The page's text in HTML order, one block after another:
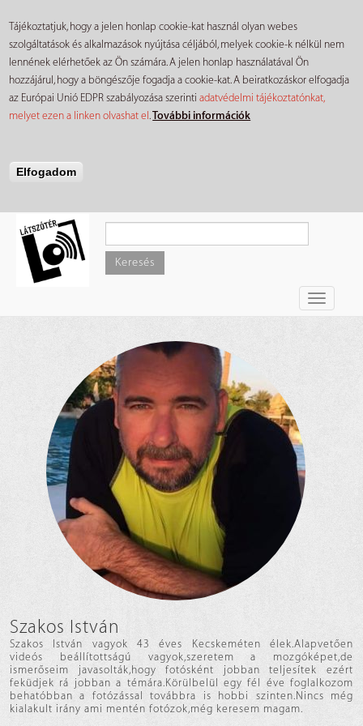
Tájékoztatjuk, hogy a jelen honlap cookie-kat használ olyan webes
szolgáltatások és alkalmazások nyújtása céljából, melyek cookie-k nélkül nem
lennének elérhetőek az Ön számára. A jelen honlap használatával Ön
hozzájárul, hogy a böngészője fogadja a cookie-kat. A beiratkozáskor elfogadja
az Európai Unió EDPR szabályozása szerintiadatvédelmi tájékoztatónkat,
melyet ezen a linken olvashat el.További információk
Elfogadom
tartalomra
Keresés
Toggle
Szakos István
Szakos István vagyok 43 éves Kecskeméten élek.Alapvetően
videós beállítottságú vagyok,szeretem a mozgóképet,de
ismerőseim javasolták,hogy fotósként jobban teljesítek ezért
feküdjek rá jobban a témára.Körülbelül egy fél éve foglalkozom
behatóbban a fotózással továbbra is hobbi szinten.Nincs még
kialakult irány ami mentén fotózok,még keresem magam.